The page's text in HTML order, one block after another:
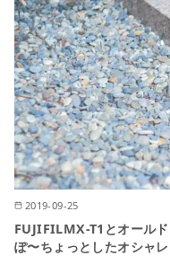
2019-09-25
FUJIFILMX-T1とオール
ぽ〜ちょっとしたオシャ